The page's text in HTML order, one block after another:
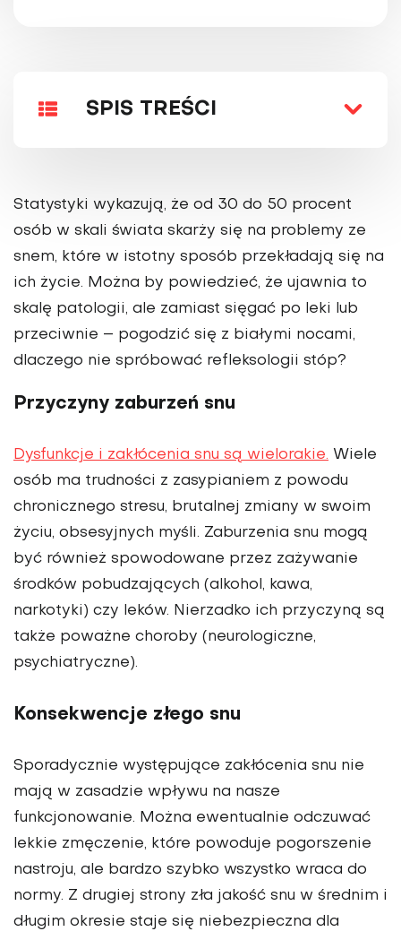
SPIS TREŚCI
Statystyki wykazują, że od 30 do 50 procent
osób w skali świata skarży się na problemy ze
snem, które w istotny sposób przekładają się na
ich życie. Można by powiedzieć, że ujawnia to
skalę patologii, ale zamiast sięgać po leki lub
przeciwnie – pogodzić się z białymi nocami,
dlaczego nie spróbować refleksologii stóp?
Przyczyny zaburzeń snu
Dysfunkcje i zakłócenia snu są wielorakie. Wiele
osób ma trudności z zasypianiem z powodu
chronicznego stresu, brutalnej zmiany w swoim
życiu, obsesyjnych myśli. Zaburzenia snu mogą
być również spowodowane przez zażywanie
środków pobudzających (alkohol, kawa,
narkotyki) czy leków. Nierzadko ich przyczyną są
także poważne choroby (neurologiczne,
psychiatryczne).
Konsekwencje złego snu
Sporadycznie występujące zakłócenia snu nie
mają w zasadzie wpływu na nasze
funkcjonowanie. Można ewentualnie odczuwać
lekkie zmęczenie, które powoduje pogorszenie
nastroju, ale bardzo szybko wszystko wraca do
normy. Z drugiej strony zła jakość snu w średnim i
długim okresie staje się niebezpieczna dla